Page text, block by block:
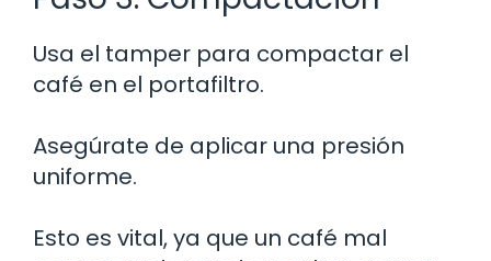
Usa el tamper para compactar el
café en el portafiltro.
Asegúrate de aplicar una presión
uniforme.
Esto es vital, ya que un café mal